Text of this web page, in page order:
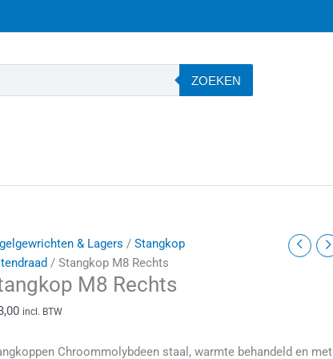
ZOEKEN
& Lagers / Stangkop
/ Stangkop M8 Rechts
M8 Rechts
incl. BTW
Chroommolybdeen staal, warmte behandeld en met